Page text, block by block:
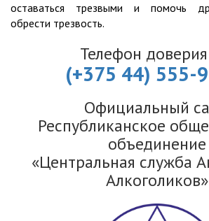
оставаться трезвыми и помочь
обрести трезвость.
Телефон
(+375 44) 555-
Официальный
Республиканское
объединение
«Центральная служба
Алкоголиков»